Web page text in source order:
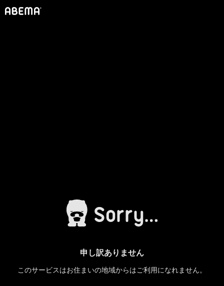
申し訳ありません
このサービスはお住まいの地域からはご利用になれません。